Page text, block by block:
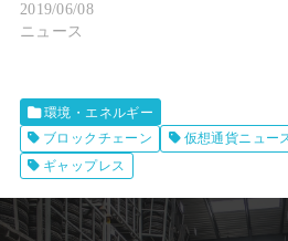
2019/06/08
ニュース
環境・エネルギー
ブロックチェーン
仮想通貨ニュー
ギャップレス